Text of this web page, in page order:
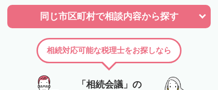
同じ市区町村で相談内容から探す
「相続会議」の
相続対応可能な税理士をお探しなら